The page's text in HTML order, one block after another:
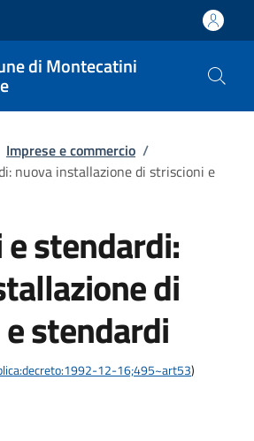
di Montecatini
Imprese e commercio /
nuova installazione di striscioni e
stendardi:
di
stendardi
12-16;495~art53)